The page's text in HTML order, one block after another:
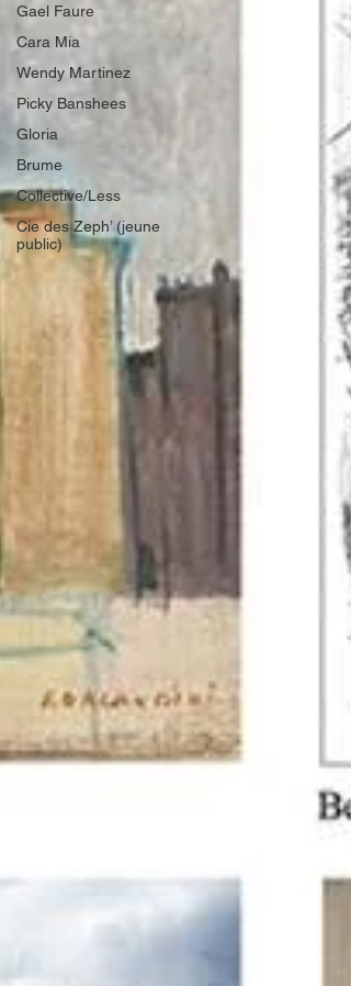
Gael Faure
Cara Mia
Wendy Martinez
Picky Banshees
Gloria
Brume
Collective/Less
Cie des Zeph’ (jeune
public)